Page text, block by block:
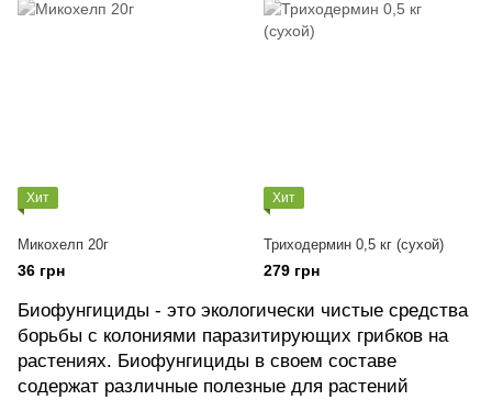
Хит
Микохелп 20г
36 грн
Хит
Триходермин 0,5 кг (сухой)
279 грн
Биофунгициды - это экологически чистые средства
борьбы с колониями паразитирующих грибков на
растениях. Биофунгициды в своем составе
содержат различные полезные для растений